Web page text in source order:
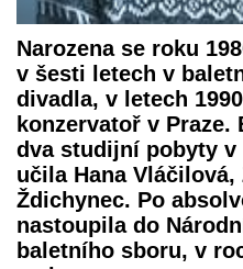
Narozena se roku
v šesti letech v
divadla, v letech
konzervatoř v
dva studijní pobyty v
učila Hana Vláčilová,
Ždichynec. Po
nastoupila do
baletního sboru, v